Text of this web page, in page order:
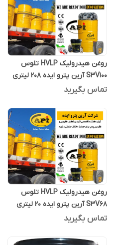
روغن هیدرولیک HVLP تلوس
S3V100 آرین پترو ایده 208 لیتری
تماس بگیرید
روغن هیدرولیک HVLP تلوس
S3V68 آرین پترو ایده 20 لیتری
تماس بگیرید